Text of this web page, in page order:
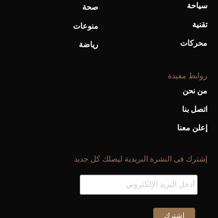
سياحة
تقنية
محركات
صحة
منوعات
رياضة
روابط مفيدة
من نحن
اتصل بنا
إعلن معنا
إشترك فى النشرة البريدية ليصلك كل جديد